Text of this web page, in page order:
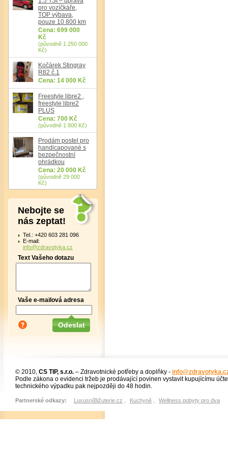
pro vozíčkáře,
TOP výbava,
pouze 10 800 km
Cena: 699 000
Kč
(původně 1 250 000
Kč)
Kočárek Stingray
R82 č.1
Cena: 14 000 Kč
Freestyle libre2 ,
freestyle libre2
PLUS
Cena: 700 Kč
(původně 1 800 Kč)
Prodám postel pro
handicapované s
bezpečnostní
ohrádkou
Cena: 20 000 Kč
(původně 29 000
Kč)
Nebojte se
nás zeptat!
Tel.: +420 603 281 096
E-mail:
info@zdravotyka.cz
Text Vašeho dotazu
Vaše e-mailová adresa
© 2010, CS TIP, s.r.o. – Zdravotnické potřeby a doplňky -
Podle zákona o evidenci tržeb je prodávající povinen vystavit kupujícímu
technického výpadku pak nejpozději do 48 hodin.
Partnerské odkazy: LuxusníBižuterie.cz Kuchyně Wellness pobyty pro dva